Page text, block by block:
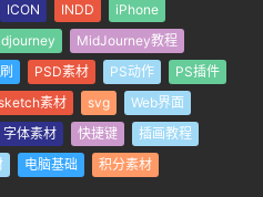
ICON INDD
iPhone
MidJourney教程
PSD素材 PS动作
PS插件
素材 svg
Web界面
字体素材 快捷键
插画教程
电脑基础
积分素材